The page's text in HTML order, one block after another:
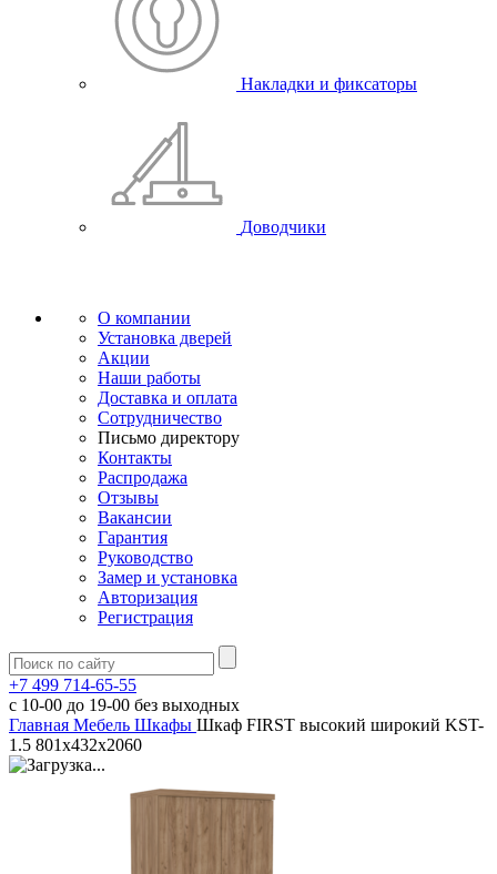
Накладки и фиксаторы
Доводчики
О компании
Установка дверей
Акции
Наши работы
Доставка и оплата
Сотрудничество
Письмо директору
Контакты
Распродажа
Отзывы
Вакансии
Гарантия
Руководство
Замер и установка
Авторизация
Регистрация
+7 499 714-65-55
с 10-00 до 19-00 без выходных
Главная Мебель Шкафы Шкаф FIRST высокий широкий KST-
1.5 801х432х2060